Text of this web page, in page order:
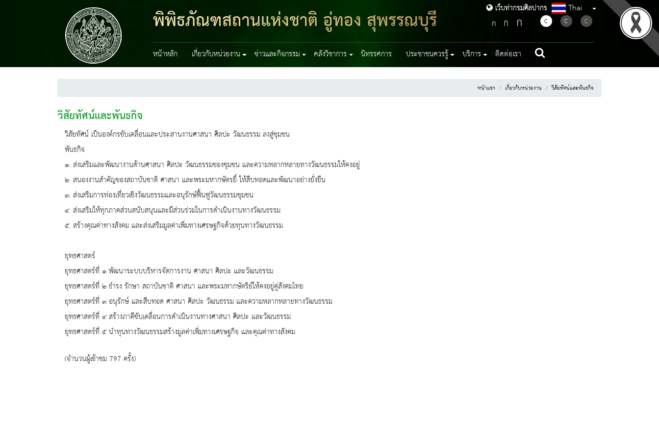
เว็บท่ากรมศิลปากร
พิพิธภัณฑสถานแห่งชาติ อู่ทอง สุพรรณบุรี เว็บท่ากรมศิลปากร Thai
ก ก ก C C C
หน้าหลัก เกี่ยวกับหน่วยงาน ข่าวและกิจกรรม คลังวิชาการ นิทรรศการ ประชาชนควรรู้ บริการ ติดต่อเรา
หน้าแรก เกี่ยวกับหน่วยงาน วิสัยทัศน์และพันธกิจ
วิสัยทัศน์และพันธกิจ
วิสัยทัศน์ เป็นองค์กรขับเคลื่อนและประสานงานศาสนา ศิลปะ วัฒนธรรม ลงสู่ชุมชน
พันธกิจ
๑. ส่งเสริมและพัฒนางานด้านศาสนา ศิลปะ วัฒนธรรมของชุมชน และความหลากหลายทางวัฒนธรรมให้คงอยู่
๒. สนองงานสำคัญของสถาบันชาติ ศาสนา และพระมหากษัตรยิ์ ให้สืบทอดและพัฒนาอย่างยั่งยืน
๓. ส่งเสริมการท่องเที่ยวเชิงวัฒนธรรมและอนุรักษ์ฟื้นฟูวัฒนธรรมชุมชน
๔. ส่งเสริมให้ทุกภาคส่วนสนับสนุนและมีส่วนร่วมในการดำเนินงานทางวัฒนธรรม
๕. สร้างคุณค่าทางสังคม และส่งเสริมมูลค่าเพิ่มทางเศรษฐกิจด้วยทุนทางวัฒนธรรม
ยุทธศาสตร์
ยุทธศาสตร์ที่ ๑ พัฒนาระบบบริหารจัดการงาน ศาสนา ศิลปะ และวัฒนธรรม
ยุทธศาสตร์ที่ ๒ ธำรง รักษา สถาบันชาติ ศาสนา และพระมหากษัตริย์ให้คงอยู่คู่สังคมไทย
ยุทธศาสตร์ที่ ๓ อนุรักษ์ และสืบทอด ศาสนา ศิลปะ วัฒนธรรม และความหลากหลายทางวัฒนธรรม
ยุทธศาสตร์ที่ ๔ สร้างภาคีขับเคลื่อนการดำเนินงานทางศาสนา ศิลปะ และวัฒนธรรม
ยุทธศาสตร์ที่ ๕ นำทุนทางวัฒนธรรมสร้างมูลค่าเพิ่มทางเศรษฐกิจ และคุณค่าทางสังคม
(จำนวนผู้เข้าชม 797 ครั้ง)